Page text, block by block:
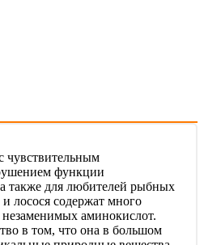
чувствительным
функции
также для любителей рыбных
лосося содержат много
аминокислот.
в том, что она в большом